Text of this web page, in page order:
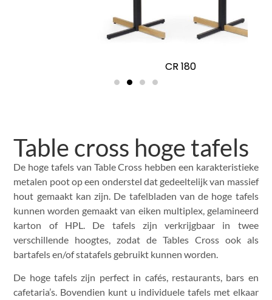
Table cross hoge tafels
De hoge tafels van Table Cross hebben een karakteristieke
metalen poot op een onderstel dat gedeeltelijk van massief
hout gemaakt kan zijn. De tafelbladen van de hoge tafels
kunnen worden gemaakt van eiken multiplex, gelamineerd
karton of HPL. De tafels zijn verkrijgbaar in twee
verschillende hoogtes, zodat de Tables Cross ook als
bartafels en/of statafels gebruikt kunnen worden.
De hoge tafels zijn perfect in cafés, restaurants, bars en
cafetaria’s. Bovendien kunt u individuele tafels met elkaar